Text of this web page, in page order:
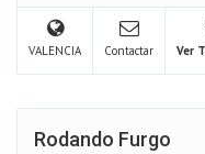
VALENCIA Contactar Ver
Rodando Furgo